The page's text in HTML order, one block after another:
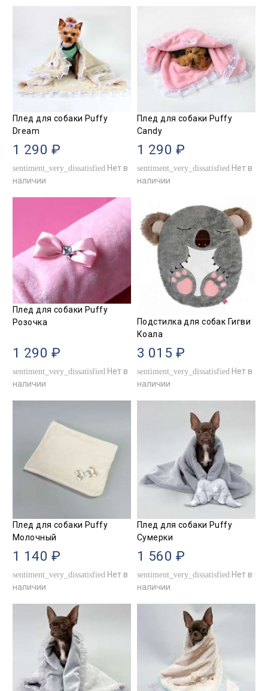
Плед для собаки Puffy
Dream
1 290 ₽
sentiment_very_dissatisfied Нет в
наличии
Плед для собаки Puffy
Candy
1 290 ₽
sentiment_very_dissatisfied Нет в
наличии
Плед для собаки Puffy
Розочка
1 290 ₽
sentiment_very_dissatisfied Нет в
наличии
Подстилка для собак Гигви
Коала
3 015 ₽
sentiment_very_dissatisfied Нет в
наличии
Плед для собаки Puffy
Молочный
1 140 ₽
sentiment_very_dissatisfied Нет в
наличии
Плед для собаки Puffy
Сумерки
1 560 ₽
sentiment_very_dissatisfied Нет в
наличии